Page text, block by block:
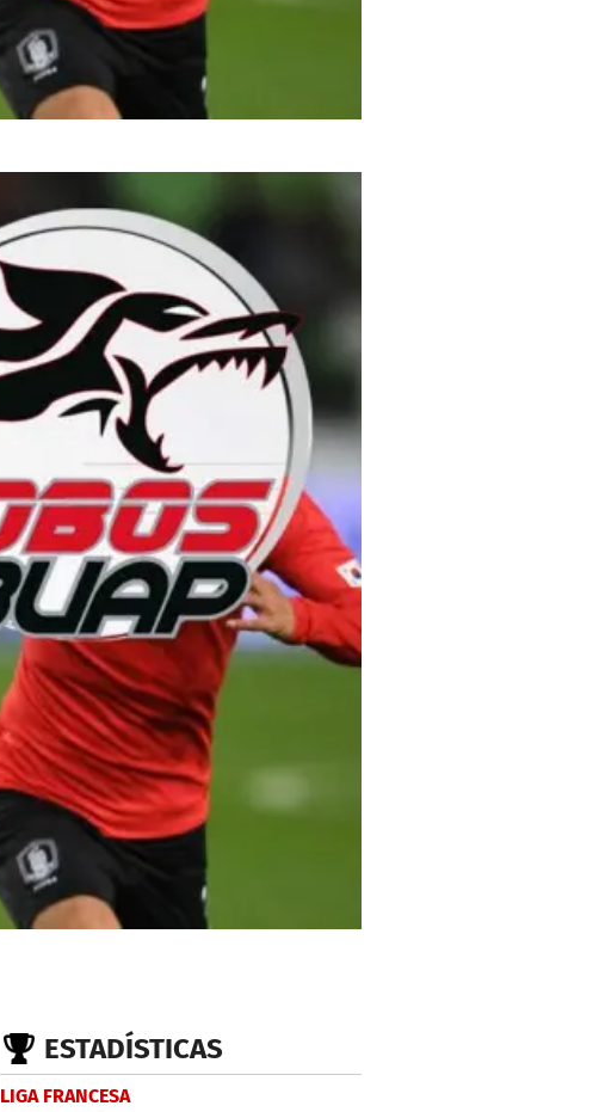
ESTADÍSTICAS
LIGA FRANCESA